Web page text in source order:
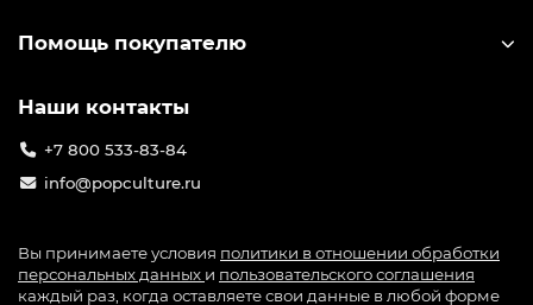
Помощь покупателю
Наши контакты
+7 800 533-83-84
info@popculture.ru
Вы принимаете условия политики в отношении обработки
персональных данных и пользовательского соглашения
каждый раз, когда оставляете свои данные в любой форме